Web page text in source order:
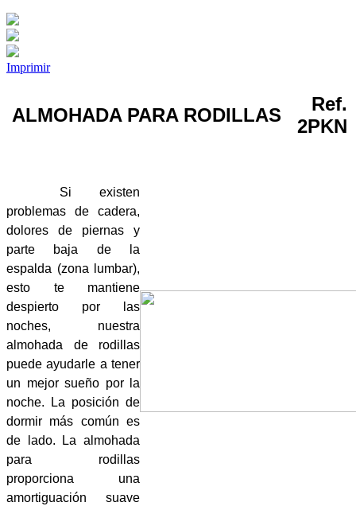
Imprimir
ALMOHADA PARA RODILLAS
Ref.
2PKN
Si existen
problemas de cadera,
dolores de piernas y
parte baja de la
espalda (zona lumbar),
esto te mantiene
despierto por las
noches, nuestra
almohada de rodillas
puede ayudarle a tener
un mejor sueño por la
noche. La posición de
dormir más común es
de lado. La almohada
para rodillas
proporciona una
amortiguación suave